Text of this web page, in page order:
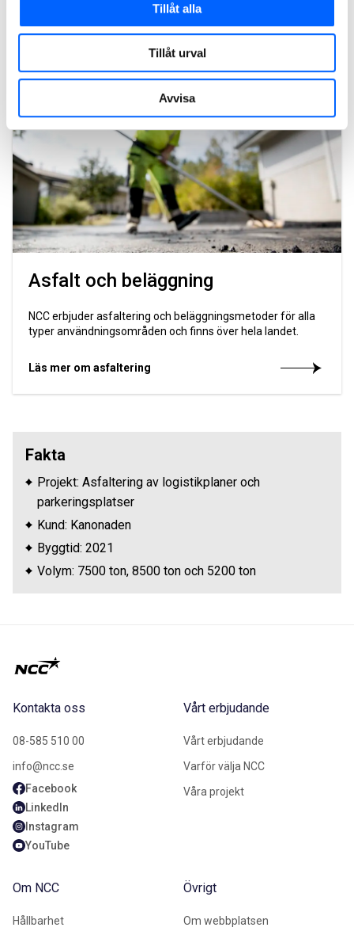
Tillåt alla
Tillåt urval
Avvisa
Asfalt och beläggning
NCC erbjuder asfaltering och beläggningsmetoder för alla
typer användningsområden och finns över hela landet.
Läs mer om asfaltering
Fakta
Projekt: Asfaltering av logistikplaner och
parkeringsplatser
Kund: Kanonaden
Byggtid: 2021
Volym: 7500 ton, 8500 ton och 5200 ton
Kontakta oss
08-585 510 00
info@ncc.se
Facebook
LinkedIn
Instagram
YouTube
Vårt erbjudande
Vårt erbjudande
Varför välja NCC
Våra projekt
Om NCC
Hållbarhet
Övrigt
Om webbplatsen